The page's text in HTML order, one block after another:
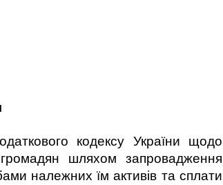
кодексу України щодо
громадян шляхом запровадження
належних їм активів та сплати